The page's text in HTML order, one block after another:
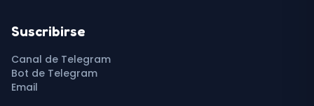
Suscribirse
Canal de Telegram
Bot de Telegram
Email